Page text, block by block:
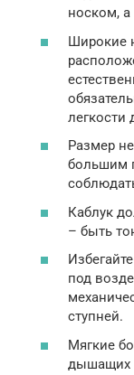
носком, а
Широкие
легкости
Размер
большим
Каблук
– быть
под
ступней.
Мягкие
дышащих